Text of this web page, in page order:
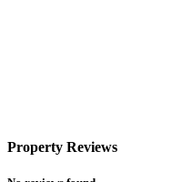
Property Reviews